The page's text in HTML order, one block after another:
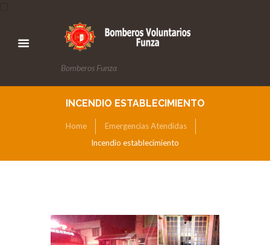
Bomberos Funza
INCENDIO ESTABLECIMIENTO
Home
Emergencias Atendidas
Incendio establecimiento